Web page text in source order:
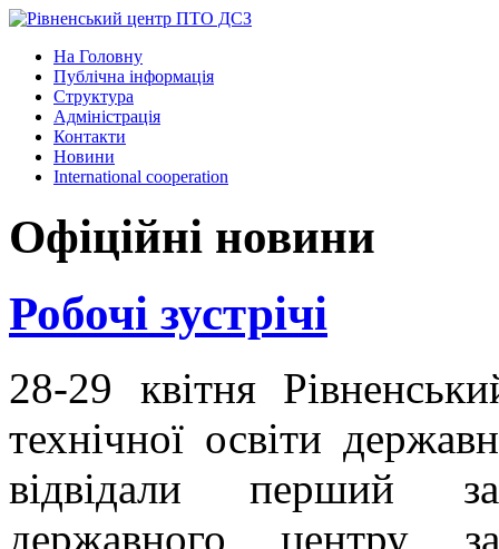
На Головну
Публічна інформація
Структура
Адміністрація
Контакти
Новини
International cooperation
Офіційні новини
Робочі зустрічі
28-29 квітня
технічної освіти
відвідали перший
державного центру